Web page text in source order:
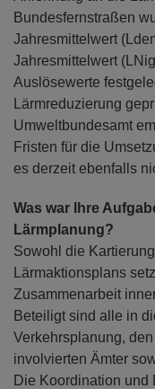
Bundesfernstraßen
Jahresmittelwert
Jahresmittelwert
Auslösewerte
Lärmreduzierung
Umweltbundesamt
Fristen für die
es derzeit ebenfalls
Was war Ihre
Lärmplanung?
Sowohl die
Lärmaktionsplans
Zusammenarbeit
Beteiligt sind alle in
Verkehrsplanung,
involvierten Ämter
Die Koordination und